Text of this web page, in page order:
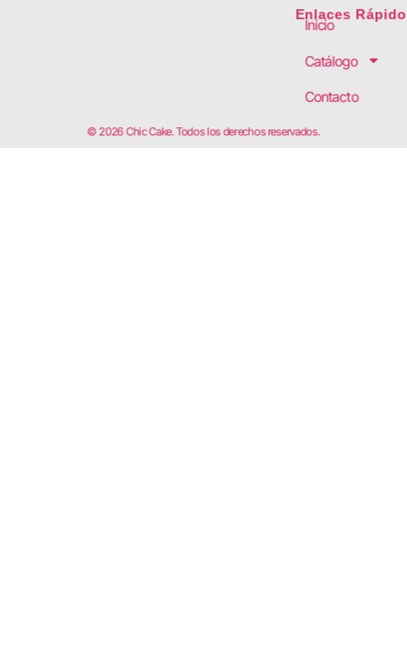
Enlaces
Inicio
Catálogo
Contacto
© 2026 Chic Cake. Todos los derechos reservados.